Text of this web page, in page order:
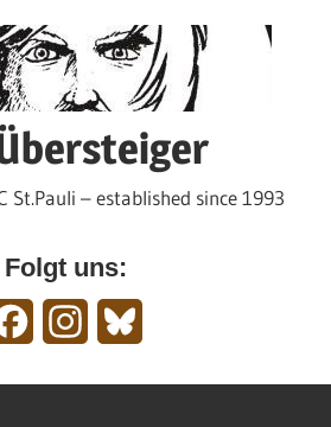
St.Pauli – established since 1993
Folgt uns:
FacebookInstagram